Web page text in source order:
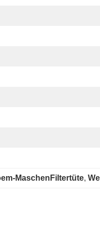
MaschenFiltertüte,